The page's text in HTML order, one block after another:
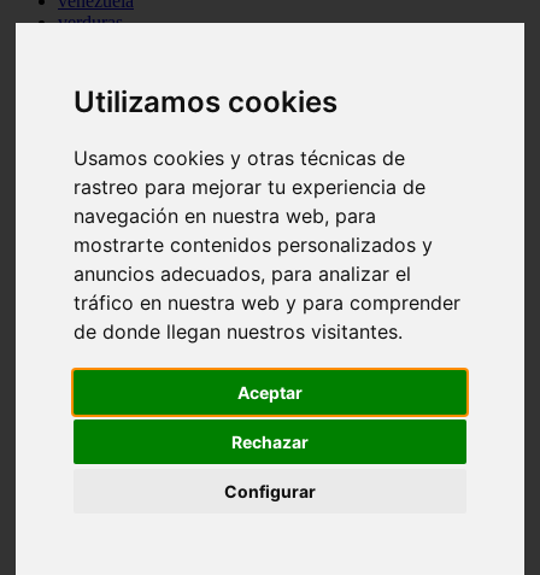
Utilizamos cookies
Usamos cookies y otras técnicas de
rastreo para mejorar tu experiencia de
navegación en nuestra web, para
mostrarte contenidos personalizados y
anuncios adecuados, para analizar el
tráfico en nuestra web y para comprender
de donde llegan nuestros visitantes.
Aceptar
Rechazar
Configurar
verduras
Teruel - sarrión
Cádiz - algodonales
Madrid - madrid
Asturias - oviedo
Cádiz - el-puerto-de-santa-maría
Asturias - aller
álava - vitoria-gasteiz
Málaga - marbella
Zaragoza - zaragoza
Barcelona - barcelona
Valencia - valencia
Toledo - seseña
Cantabria - val-de-san-vicente